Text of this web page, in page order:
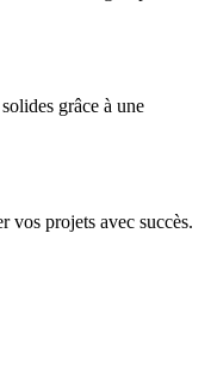
grâce à une
vos projets avec succès.